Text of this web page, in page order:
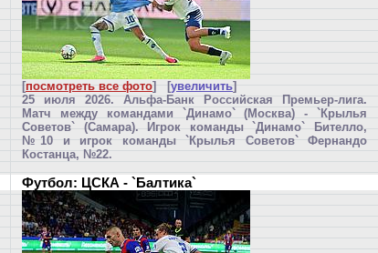
[посмотреть все фото] [увеличить]
25 июля 2026. Альфа-Банк Российская Премьер-лига.
Матч между командами `Динамо` (Москва) - `Крылья
Советов` (Самара). Игрок команды `Динамо` Бителло,
№10 и игрок команды `Крылья Советов` Фернандо
Костанца, №22.
Футбол: ЦСКА - `Балтика`